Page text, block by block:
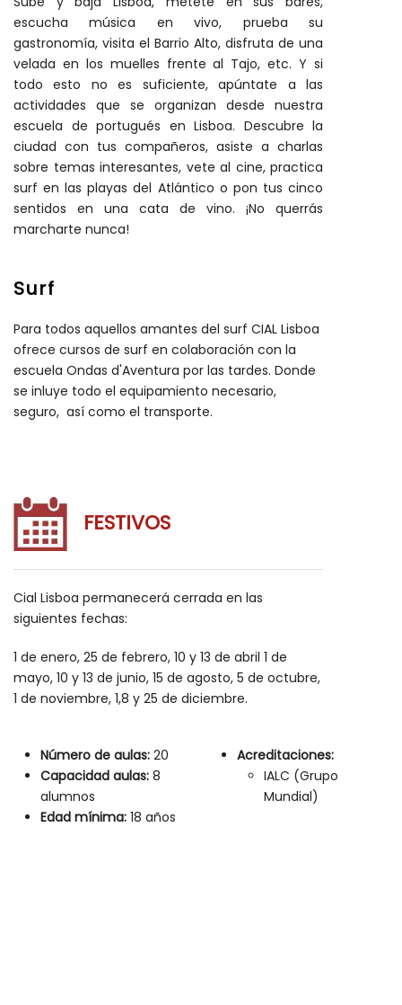
escucha música en vivo, prueba su
gastronomía, visita el Barrio Alto, disfruta de una
velada en los muelles frente al Tajo, etc. Y si
todo esto no es suficiente, apúntate a las
actividades que se organizan desde nuestra
escuela de portugués en Lisboa. Descubre la
ciudad con tus compañeros, asiste a charlas
sobre temas interesantes, vete al cine, practica
surf en las playas del Atlántico o pon tus cinco
sentidos en una cata de vino. ¡No querrás
marcharte nunca!
Surf
Para todos aquellos amantes del surf CIAL Lisboa
ofrece cursos de surf en colaboración con la
escuela Ondas d'Aventura por las tardes. Donde
se inluye todo el equipamiento necesario,
seguro, así como el transporte.
FESTIVOS
Cial Lisboa permanecerá cerrada en las
siguientes fechas:
1 de enero, 25 de febrero, 10 y 13 de abril 1 de
mayo, 10 y 13 de junio, 15 de agosto, 5 de octubre,
1 de noviembre, 1,8 y 25 de diciembre.
Número de aulas: 20
Capacidad aulas: 8
alumnos
Edad mínima: 18 años
Acreditaciones:
IALC (Grupo
Mundial)